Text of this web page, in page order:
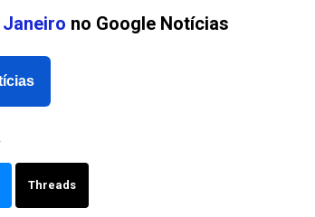
no Google Notícias
Threads